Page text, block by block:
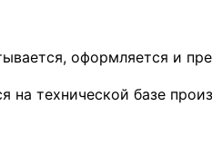
оформляется и
на технической базе